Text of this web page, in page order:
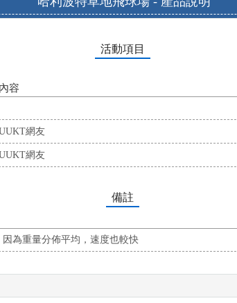
活動項目
容
網友
網友
備註
為重量分佈平均，速度也較快